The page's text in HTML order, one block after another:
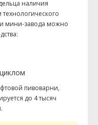
наличия
мини-завода можно
пивоварни,
до 4 тысяч